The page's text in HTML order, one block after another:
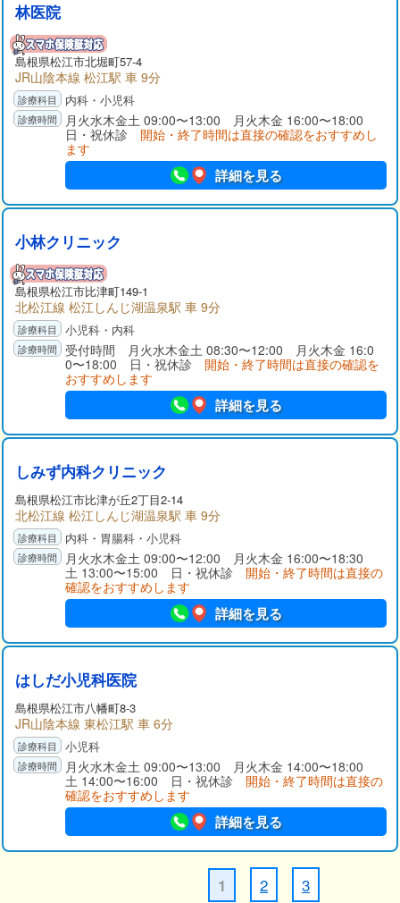
林医院
島根県松江市北堀町57-4
JR山陰本線 松江駅 車 9分
内科・小児科
月火水木金土 09:00〜13:00 月火木金 16:00〜18:00
日・祝休診 開始・終了時間は直接の確認をおすすめし
ます
詳細を見る
小林クリニック
島根県松江市比津町149-1
北松江線 松江しんじ湖温泉駅 車 9分
小児科・内科
受付時間 月火水木金土 08:30〜12:00 月火木金 16:0
0〜18:00 日・祝休診 開始・終了時間は直接の確認を
おすすめします
詳細を見る
しみず内科クリニック
島根県松江市比津が丘2丁目2-14
北松江線 松江しんじ湖温泉駅 車 9分
内科・胃腸科・小児科
月火水木金土 09:00〜12:00 月火木金 16:00〜18:30
土 13:00〜15:00 日・祝休診 開始・終了時間は直接の
確認をおすすめします
詳細を見る
はしだ小児科医院
島根県松江市八幡町8-3
JR山陰本線 東松江駅 車 6分
小児科
月火水木金土 09:00〜13:00 月火木金 14:00〜18:00
土 14:00〜16:00 日・祝休診 開始・終了時間は直接の
確認をおすすめします
詳細を見る
1 2 3